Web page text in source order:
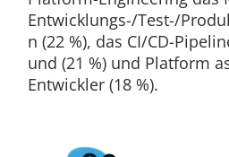
Entwicklungs-/Test-/
n (22 %), das CI/CD-
und (21 %) und Platform
Entwickler (18 %).